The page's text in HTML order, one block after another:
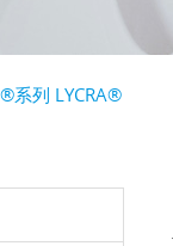
系列 LYCRA®